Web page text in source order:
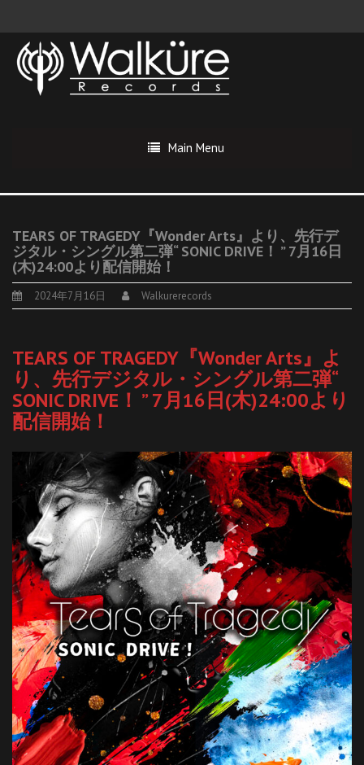
Main Menu
TEARS OF TRAGEDY『Wonder Arts』より、先行デ
ジタル・シングル第二弾“ SONIC DRIVE！ ” 7月16日
(木)24:00より配信開始！
2024年7月16日 Walkurerecords
TEARS OF TRAGEDY『Wonder Arts』よ
り、先行デジタル・シングル第二弾“
SONIC DRIVE！ ” 7月16日(木)24:00より
配信開始！